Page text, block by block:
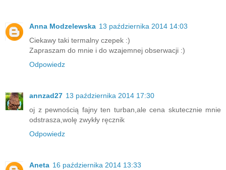
Anna Modzelewska 13 października 2014 14:03
Ciekawy taki termalny czepek :)
Zapraszam do mnie i do wzajemnej obserwacji :)
Odpowiedz
annzad27 13 października 2014 17:30
oj z pewnością fajny ten turban,ale cena skutecznie mnie
odstrasza,wolę zwykły ręcznik
Odpowiedz
Aneta 16 października 2014 13:33